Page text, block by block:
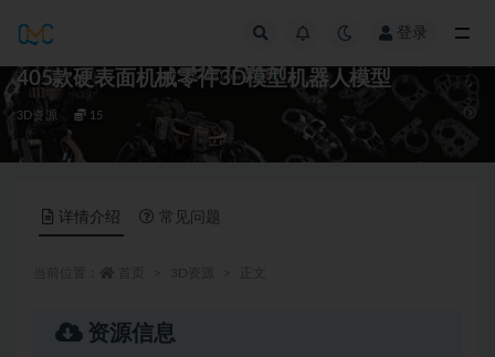
登录
405款硬表面机械零件3D模型机器人模型
3D资源 15
详情介绍 常见问题
资源信息